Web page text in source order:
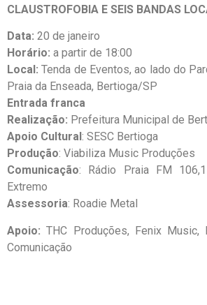
CLAUSTROFOBIA E SEIS BANDAS
Data: 20 de janeiro
Horário: a partir de 18:00
Local: Tenda de Eventos, ao lado do
Praia da Enseada, Bertioga/SP
Entrada franca
Realização: Prefeitura Municipal de
Apoio Cultural : SESC Bertioga
Produção: Viabiliza Music Produções
Comunicação: Rádio Praia FM
Extremo
Assessoria: Roadie Metal
Apoio: THC Produções, Fenix Music,
Comunicação